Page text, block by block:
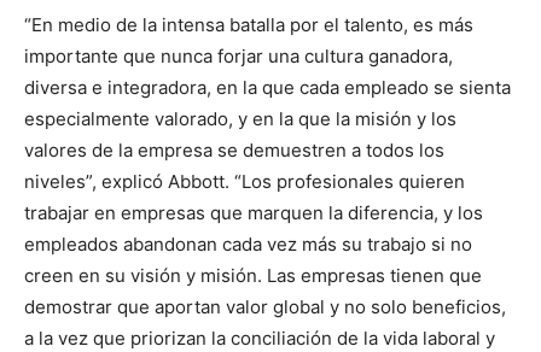
“En medio de la intensa batalla por el talento, es más
importante que nunca forjar una cultura ganadora,
diversa e integradora, en la que cada empleado se sienta
especialmente valorado, y en la que la misión y los
valores de la empresa se demuestren a todos los
niveles”, explicó Abbott. “Los profesionales quieren
trabajar en empresas que marquen la diferencia, y los
empleados abandonan cada vez más su trabajo si no
creen en su visión y misión. Las empresas tienen que
demostrar que aportan valor global y no solo beneficios,
a la vez que priorizan la conciliación de la vida laboral y